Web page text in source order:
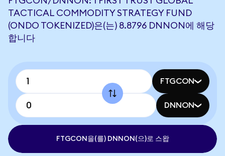
TACTICAL COMMODITY STRATEGY FUND
(ONDO TOKENIZED)은(는) 8.8796 DNNON에 해당
합니다
FTGCON
DNNON
FTGCON을(를) DNNON(으)로 스왑